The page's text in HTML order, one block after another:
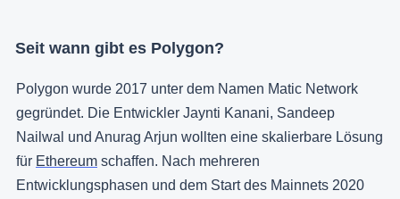
Seit wann gibt es Polygon?
Polygon wurde 2017 unter dem Namen Matic Network
gegründet. Die Entwickler Jaynti Kanani, Sandeep
Nailwal und Anurag Arjun wollten eine skalierbare Lösung
für Ethereum schaffen. Nach mehreren
Entwicklungsphasen und dem Start des Mainnets 2020